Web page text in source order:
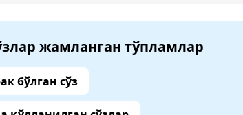
жамланган тўпламлар
бўлган сўз